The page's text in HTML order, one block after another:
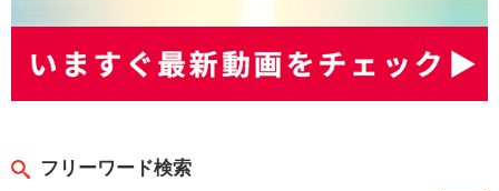
フリーワード検索